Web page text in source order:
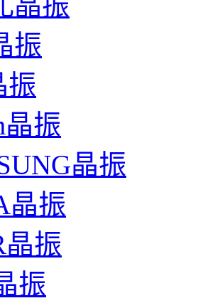
振
振
振
晶振
晶振
振
振